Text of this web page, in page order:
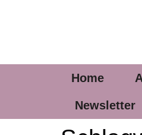
Home
Newsletter